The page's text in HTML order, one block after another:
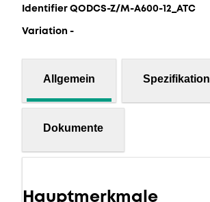
Identifier QODCS-Z/M-A600-12_ATC
Variation -
Allgemein Spezifikation
Dokumente
Hauptmerkmale